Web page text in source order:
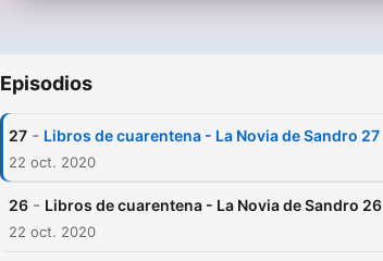
Episodios
27 - Libros de cuarentena - La Novia de Sandro 27
22 oct. 2020
26 - Libros de cuarentena - La Novia de Sandro 26
22 oct. 2020